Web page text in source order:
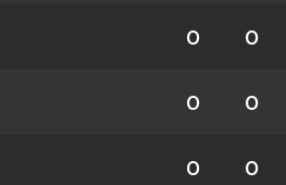
0 0
0 0
0 0